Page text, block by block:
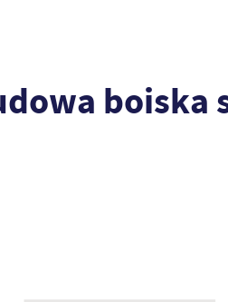
boiska